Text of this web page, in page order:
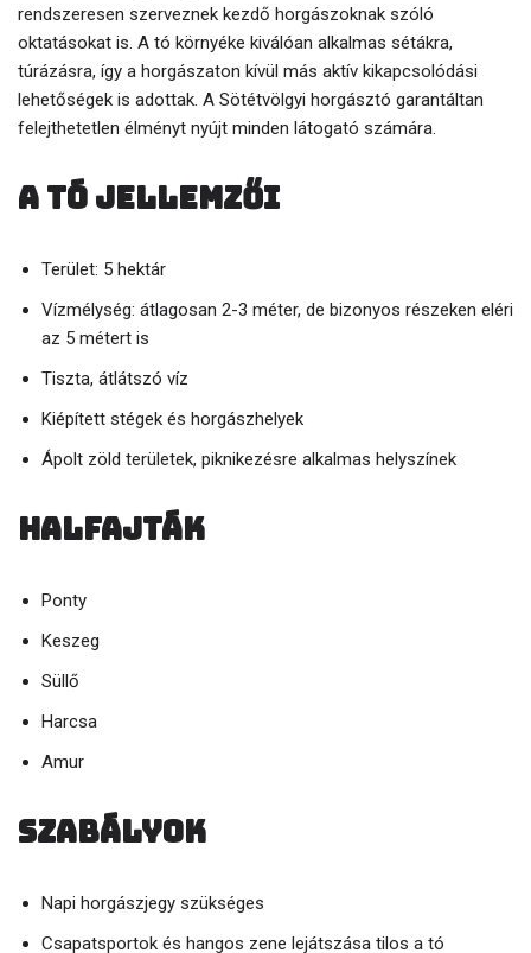
rendszeresen szerveznek kezdő horgászoknak szóló
oktatásokat is. A tó környéke kiválóan alkalmas sétákra,
túrázásra, így a horgászaton kívül más aktív kikapcsolódási
lehetőségek is adottak. A Sötétvölgyi horgásztó garantáltan
felejthetetlen élményt nyújt minden látogató számára.
A tó jellemzői
Terület: 5 hektár
Vízmélység: átlagosan 2-3 méter, de bizonyos részeken eléri
az 5 métert is
Tiszta, átlátszó víz
Kiépített stégek és horgászhelyek
Ápolt zöld területek, piknikezésre alkalmas helyszínek
Halfajták
Ponty
Keszeg
Süllő
Harcsa
Amur
Szabályok
Napi horgászjegy szükséges
Csapatsportok és hangos zene lejátszása tilos a tó